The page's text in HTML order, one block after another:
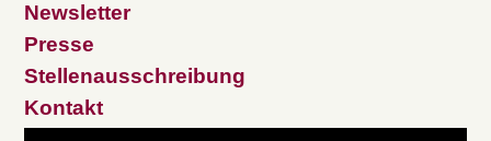
Newsletter
Presse
Stellenausschreibung
Kontakt